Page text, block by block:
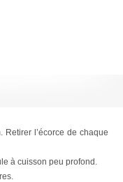
l’écorce de chaque
à cuisson peu profond.